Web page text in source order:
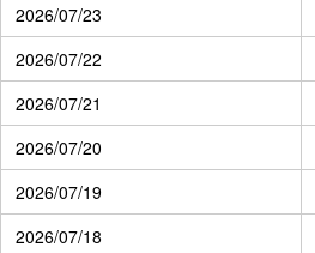
2026/07/23
2026/07/22
2026/07/21
2026/07/20
2026/07/19
2026/07/18